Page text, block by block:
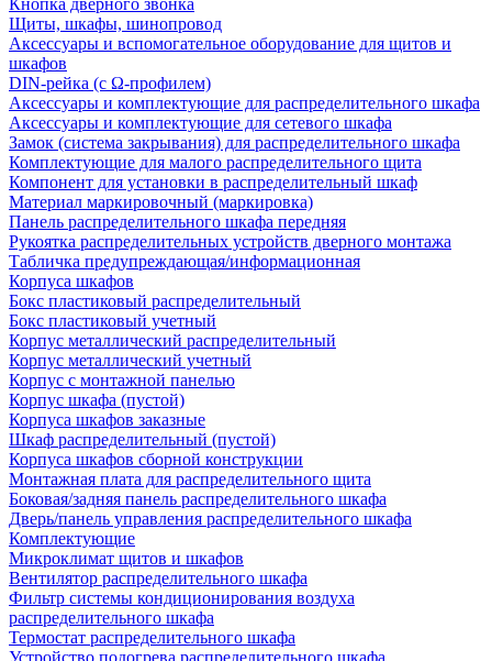
Кнопка дверного звонка
Щиты, шкафы, шинопровод
Аксессуары и вспомогательное оборудование для щитов и
шкафов
DIN-рейка (с Ω-профилем)
Аксессуары и комплектующие для распределительного шкафа
Аксессуары и комплектующие для сетевого шкафа
Замок (система закрывания) для распределительного шкафа
Комплектующие для малого распределительного щита
Компонент для установки в распределительный шкаф
Материал маркировочный (маркировка)
Панель распределительного шкафа передняя
Рукоятка распределительных устройств дверного монтажа
Табличка предупреждающая/информационная
Корпуса шкафов
Бокс пластиковый распределительный
Бокс пластиковый учетный
Корпус металлический распределительный
Корпус металлический учетный
Корпус с монтажной панелью
Корпус шкафа (пустой)
Корпуса шкафов заказные
Шкаф распределительный (пустой)
Корпуса шкафов сборной конструкции
Монтажная плата для распределительного щита
Боковая/задняя панель распределительного шкафа
Дверь/панель управления распределительного шкафа
Комплектующие
Микроклимат щитов и шкафов
Вентилятор распределительного шкафа
Фильтр системы кондиционирования воздуха
распределительного шкафа
Термостат распределительного шкафа
Устройство подогрева распределительного шкафа